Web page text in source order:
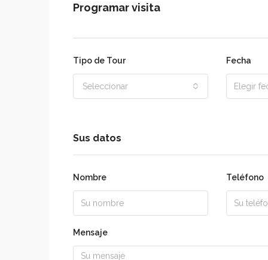
Programar visita
Tipo de Tour
Seleccionar
Fecha
Sus datos
Nombre Teléfono
Mensaje